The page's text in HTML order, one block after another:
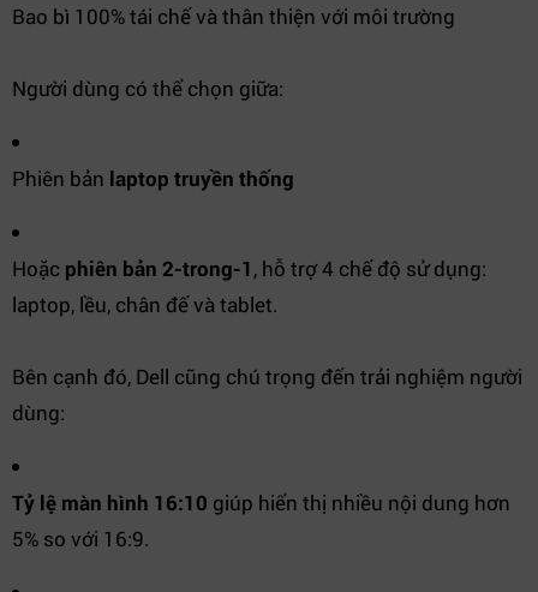
Bao bì 100% tái chế và thân thiện với môi trường
Người dùng có thể chọn giữa:
Phiên bản laptop truyền thống
Hoặc phiên bản 2-trong-1 , hỗ trợ 4 chế độ sử dụng:
laptop, lều, chân đế và tablet.
Bên cạnh đó, Dell cũng chú trọng đến trải nghiệm người
dùng:
Tỷ lệ màn hình 16:10 giúp hiển thị nhiều nội dung hơn
5% so với 16:9.